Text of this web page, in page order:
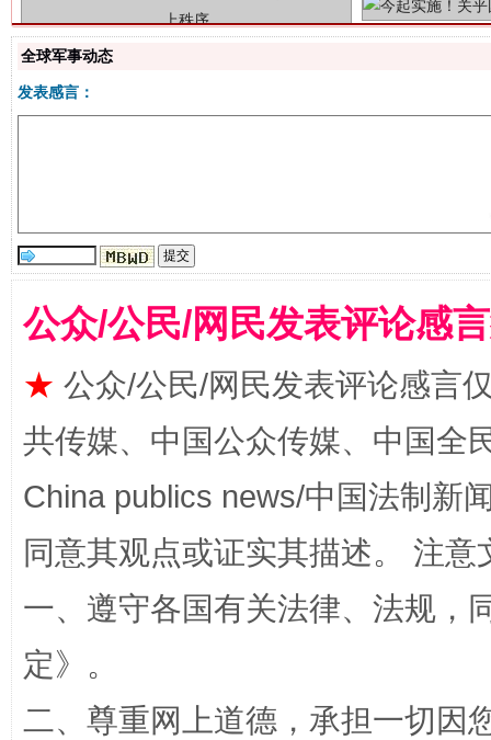
解纷+调解+退费，一次搞定
全球军事动态
发表感言：
公众/公民/网民发表评论感
★ 公众/公民/网民发表评论感言
共传媒、中国公众传媒、中国全
China publics news/中国法制新
同意其观点或证实其描述。 注
一、遵守各国有关法律、法规，
定》。
二、尊重网上道德，承担一切因